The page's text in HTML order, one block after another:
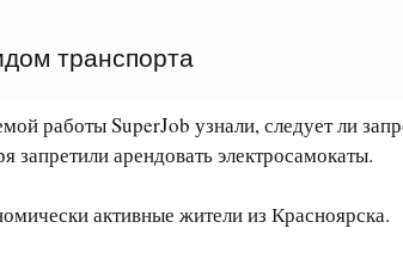
транспорта
работы SuperJob узнали, следует ли
арендовать электросамокаты.
активные жители из Красноярска.